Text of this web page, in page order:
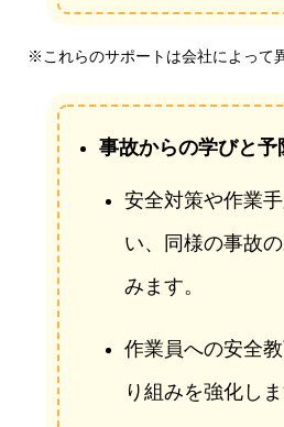
※これらのサポートは会社によって
事故からの学びと予
安全対策や作業
い、同様の事故
みます。
作業員への安全
り組みを強化しま